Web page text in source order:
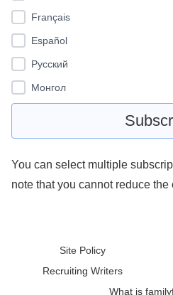
Français
Español
Pусский
Монгол
You can select multiple
note that you cannot reduce the
Site Policy
Recruiting Writers
What is